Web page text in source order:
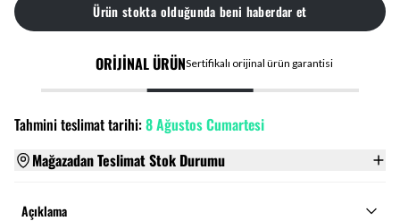
Ürün stokta olduğunda beni haberdar et
ORİJİNAL ÜRÜNSertifikalı orijinal ürün garantisi
Tahmini teslimat tarihi:8 Ağustos Cumartesi
Mağazadan Teslimat Stok Durumu
Açıklama